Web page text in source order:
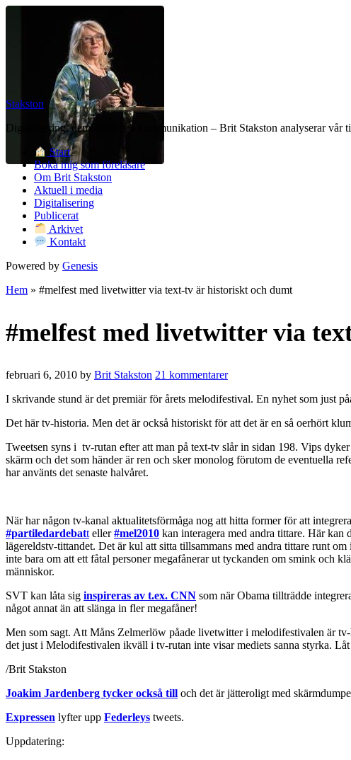
Stakston
Digitalisering, demokrati och kommunikation – Brit Stakston analyserar vår
Start
Boka mig som föreläsare
Om Brit Stakston
Aktuell i media
Digitalisering
Publicerat
Arkivet
Kontakt
Powered by Genesis
Hem » #melfest med livetwitter via text-tv är historiskt och dumt
#melfest med livetwitter via
februari 6, 2010 by Brit Stakston 21 kommentarer
I skrivande stund är det premiär för årets melodifestival. En nyhet som just
Det här tv-historia. Men det är också historiskt för att det är en så oerhört
Tweetsen syns i tv-rutan efter att man på text-tv slår in sidan 198. Vips
skärm och det som händer är ren och sker monolog förutom de eventuella
har använts det senaste halvåret.
När har någon tv-kanal aktualitetsförmåga nog att hitta former för att
#partiledardebatt eller#mel2010 kan interagera med andra tittare. Här kan
lägereldstv-tittandet. Det är kul att sitta tillsammans med andra tittare runt
inte bara om att ett fåtal personer megafånerar ut tyckanden om smink och
människor.
SVT kan låta sig inspireras av t.ex. CNN som när Obama tillträdde
något annat än att slänga in fler megafåner!
Men som sagt. Att Måns Zelmerlöw påade livetwitter i melodifestivalen är
det just i Melodifestivalen ikväll i tv-rutan inte visar mediets sanna styrka.
/Brit Stakston
Joakim Jardenberg tycker också till och det är jätteroligt med
Expressen lyfter upp Federleys tweets.
Uppdatering: